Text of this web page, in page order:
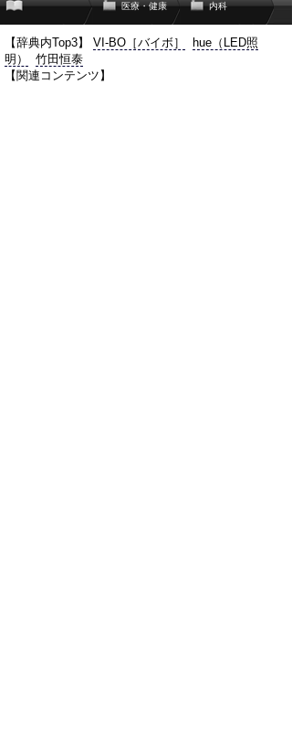
医療・健康 内科
【辞典内Top3】 VI-BO［バイボ］
hue（LED照
明）
竹田恒泰
【関連コンテンツ】